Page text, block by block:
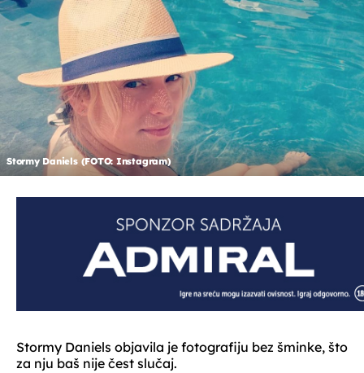
Stormy Daniels (FOTO: Instagram)
Stormy Daniels objavila je fotografiju bez šminke, što
za nju baš nije čest slučaj.
OMOGUĆI OBAVIJESTI